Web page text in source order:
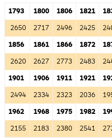
1793 1800 1806 1821
2650 2717 2496 2425
1856 1861 1866 1872
2620 2627 2773 2483
1901 1906 1911 1921
2494 2334 2323 2036
1962 1968 1975 1982
2155 2183 2380 2541